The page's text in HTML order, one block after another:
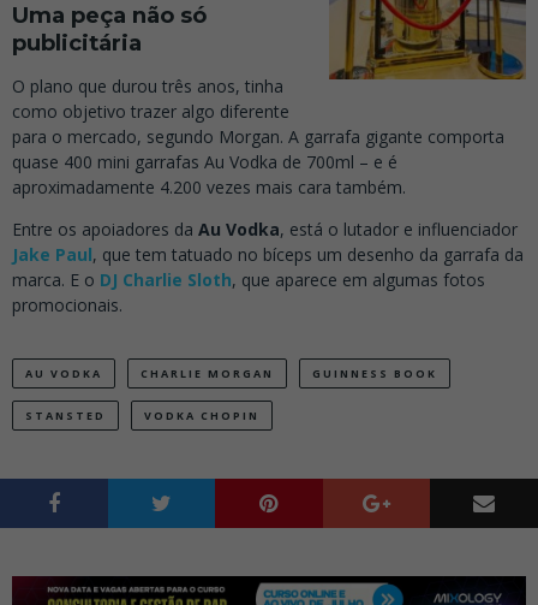
Uma peça não só
publicitária
O plano que durou três anos, tinha
como objetivo trazer algo diferente
para o mercado, segundo Morgan. A garrafa gigante comporta
quase 400 mini garrafas Au Vodka de 700ml – e é
aproximadamente 4.200 vezes mais cara também.
Entre os apoiadores da Au Vodka, está o lutador e influenciador
Jake Paul, que tem tatuado no bíceps um desenho da garrafa da
marca. E o DJ Charlie Sloth, que aparece em algumas fotos
promocionais.
AU VODKA CHARLIE MORGAN GUINNESS BOOK
STANSTED VODKA CHOPIN